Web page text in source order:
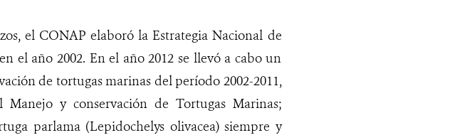
el CONAP elaboró la Estrategia Nacional de
el año 2002. En el año 2012 se llevó a cabo un
de tortugas marinas del período 2002-2011,
y conservación de Tortugas Marinas;
parlama (Lepidochelys olivacea) siempre y